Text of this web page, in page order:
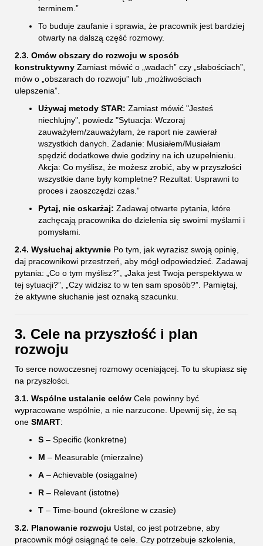
terminem.”
To buduje zaufanie i sprawia, że pracownik jest bardziej
otwarty na dalszą część rozmowy.
2.3. Omów obszary do rozwoju w sposób
konstruktywny Zamiast mówić o „wadach” czy „słabościach”,
mów o „obszarach do rozwoju” lub „możliwościach
ulepszenia”.
Używaj metody STAR: Zamiast mówić "Jesteś
niechlujny", powiedz "Sytuacja: Wczoraj
zauważyłem/zauważyłam, że raport nie zawierał
wszystkich danych. Zadanie: Musiałem/Musiałam
spędzić dodatkowe dwie godziny na ich uzupełnieniu.
Akcja: Co myślisz, że możesz zrobić, aby w przyszłości
wszystkie dane były kompletne? Rezultat: Usprawni to
proces i zaoszczędzi czas.”
Pytaj, nie oskarżaj: Zadawaj otwarte pytania, które
zachęcają pracownika do dzielenia się swoimi myślami i
pomysłami.
2.4. Wysłuchaj aktywnie Po tym, jak wyrazisz swoją opinię,
daj pracownikowi przestrzeń, aby mógł odpowiedzieć. Zadawaj
pytania: „Co o tym myślisz?”, „Jaka jest Twoja perspektywa w
tej sytuacji?”, „Czy widzisz to w ten sam sposób?”. Pamiętaj,
że aktywne słuchanie jest oznaką szacunku.
3. Cele na przyszłość i plan
rozwoju
To serce nowoczesnej rozmowy oceniającej. To tu skupiasz się
na przyszłości.
3.1. Wspólne ustalanie celów Cele powinny być
wypracowane wspólnie, a nie narzucone. Upewnij się, że są
one SMART:
S – Specific (konkretne)
M – Measurable (mierzalne)
A – Achievable (osiągalne)
R – Relevant (istotne)
T – Time-bound (określone w czasie)
3.2. Planowanie rozwoju Ustal, co jest potrzebne, aby
pracownik mógł osiągnąć te cele. Czy potrzebuje szkolenia,